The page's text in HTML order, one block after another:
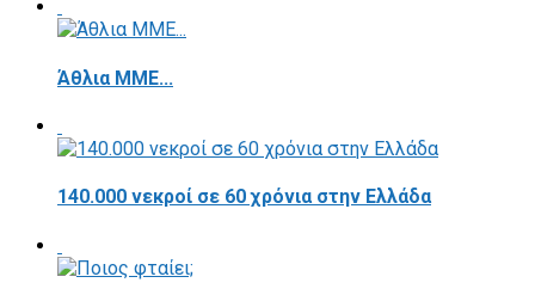
Άθλια ΜΜΕ...
140.000 νεκροί σε 60 χρόνια στην Ελλάδα